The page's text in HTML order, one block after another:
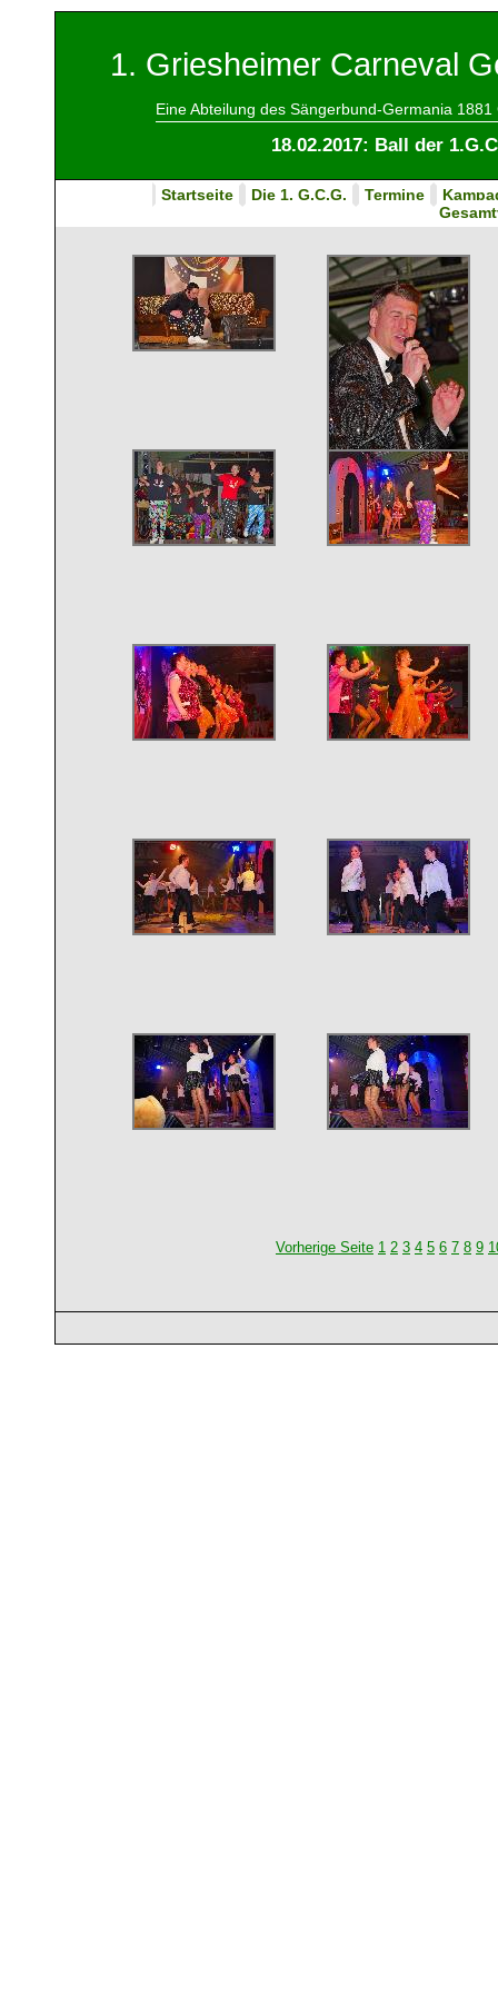
1. Griesheimer Carneval
Eine Abteilung des Sängerbund-Germania 1881
18.02.2017: Ball der
Startseite Die 1. G.C.G. Termine
Vorherige Seite 1 2 3 4 5 6 7 8 9